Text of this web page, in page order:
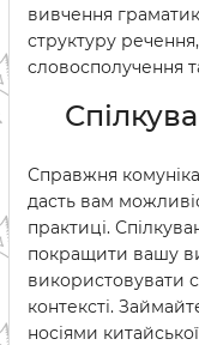
вивчення
структуру
словосполучення
Справжня
дасть вам
практиці.
покращити вашу
використовувати
контексті.
носіями